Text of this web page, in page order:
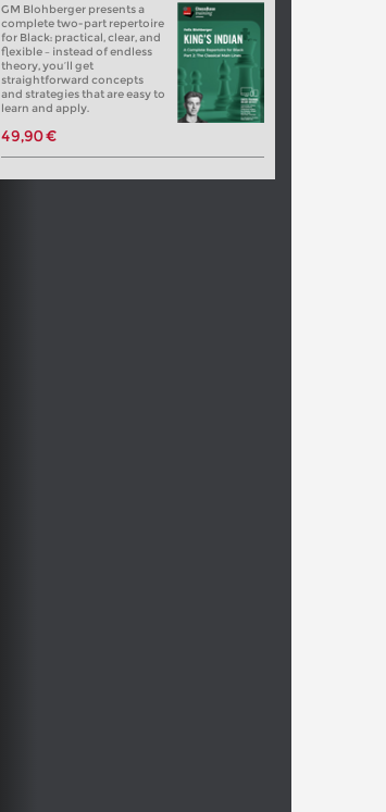
GM Blohberger presents a
complete two-part repertoire
for Black: practical, clear, and
flexible – instead of endless
theory, you’ll get
straightforward concepts
and strategies that are easy to
learn and apply.
49,90 €